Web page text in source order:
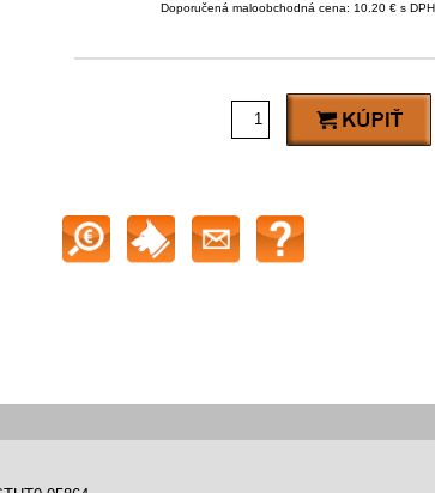
Doporučená maloobchodná cena: 10.20 € s DPH